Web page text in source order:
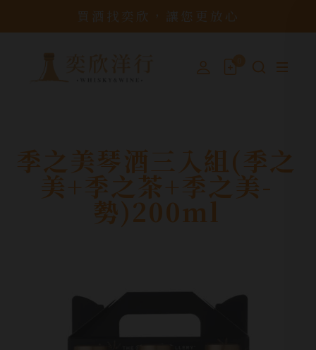
買酒找奕欣，讓您更放心
季之美琴酒三入組(季之
美+季之茶+季之美-
勢)200ml